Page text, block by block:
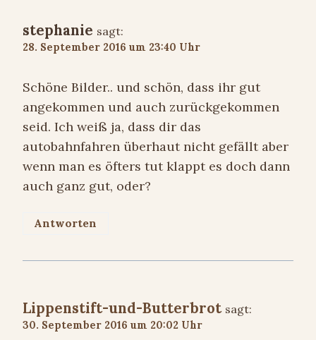
stephanie sagt:
28. September 2016 um 23:40 Uhr
Schöne Bilder.. und schön, dass ihr gut
angekommen und auch zurückgekommen
seid. Ich weiß ja, dass dir das
autobahnfahren überhaut nicht gefällt aber
wenn man es öfters tut klappt es doch dann
auch ganz gut, oder?
Antworten
Lippenstift-und-Butterbrot sagt:
30. September 2016 um 20:02 Uhr